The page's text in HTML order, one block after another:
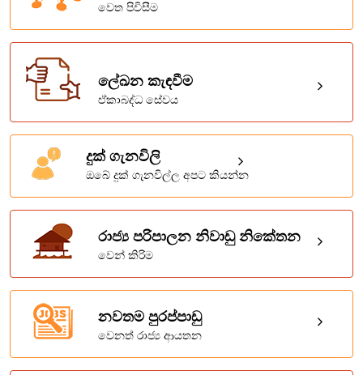
වෙත පිවිසීම
ලේඛන කැඳවීම
ඒකාබද්ධ සේවය
දුක් ගැනවිලි
ඔබේ දුක් ගැනවිල්ල අපට කියන්න
රාජ්‍ය පරිපාලන නිවාඩු නිකේතන
වෙන් කිරිම
නවතම පුරප්පාඩු
වෙනත් රාජ්‍ය ආයතන